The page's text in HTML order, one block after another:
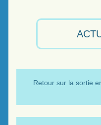
Retour sur la sortie